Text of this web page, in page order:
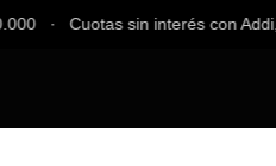
∙ Cuotas sin interés con Addi,